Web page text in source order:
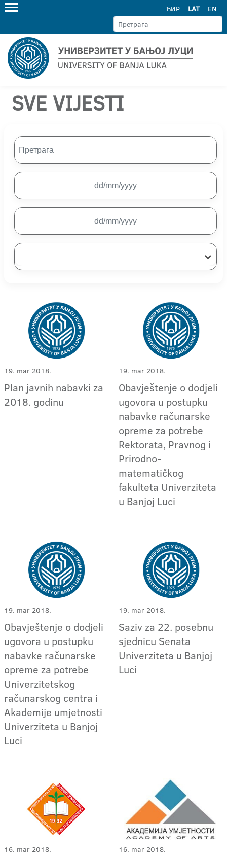
ЋИР LAT EN
SVE VIJESTI
19. mar 2018.
Plan javnih nabavki za
2018. godinu
19. mar 2018.
Obavještenje o dodjeli
ugovora u postupku
nabavke računarske
opreme za potrebe
Rektorata, Pravnog i
Prirodno-
matematičkog
fakulteta Univerziteta
u Banjoj Luci
19. mar 2018.
Obavještenje o dodjeli
ugovora u postupku
nabavke računarske
opreme za potrebe
Univerzitetskog
računarskog centra i
Akademije umjetnosti
Univerziteta u Banjoj
Luci
19. mar 2018.
Saziv za 22. posebnu
sjednicu Senata
Univerziteta u Banjoj
Luci
16. mar 2018. 16. mar 2018.